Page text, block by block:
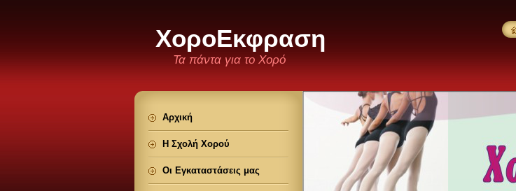
ΧοροΕκφραση
Τα πάντα για το Χορό
Αρχική
Η Σχολή Χορού
Οι Εγκαταστάσεις μας